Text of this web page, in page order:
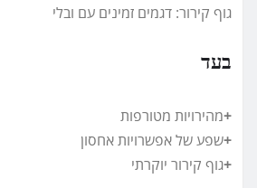
גוף קירור: דגמים זמינים עם ובלי
בעד
+מהירויות מטורפות
+שפע של אפשרויות אחסון
+גוף קירור יוקרתי